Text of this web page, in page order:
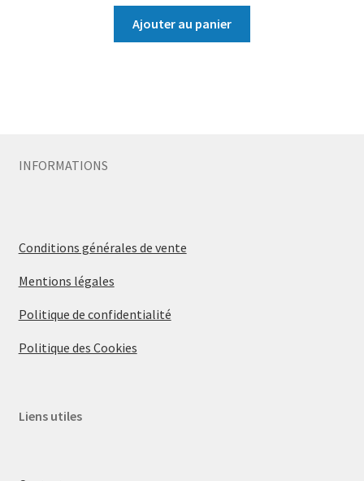
Ajouter au panier
INFORMATIONS
Conditions générales de vente
Mentions légales
Politique de confidentialité
Politique des Cookies
Liens utiles